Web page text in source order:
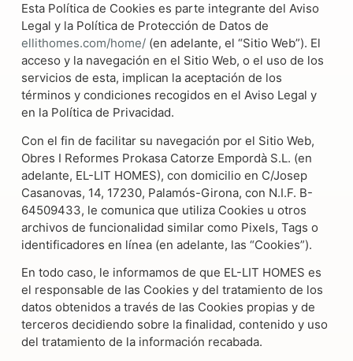
Esta Política de Cookies es parte integrante del Aviso
Legal y la Política de Protección de Datos de
ellithomes.com/home/(en adelante, el “Sitio Web”). El
acceso y la navegación en el Sitio Web, o el uso de los
servicios de esta, implican la aceptación de los
términos y condiciones recogidos en el Aviso Legal y
en la Política de Privacidad.
Con el fin de facilitar su navegación por el Sitio Web,
Obres I Reformes Prokasa Catorze Empordà S.L. (en
adelante, EL-LIT HOMES), con domicilio en C/Josep
Casanovas, 14, 17230, Palamós-Girona, con N.I.F. B-
64509433, le comunica que utiliza Cookies u otros
archivos de funcionalidad similar como Pixels, Tags o
identificadores en línea (en adelante, las “Cookies”).
En todo caso, le informamos de que EL-LIT HOMES es
el responsable de las Cookies y del tratamiento de los
datos obtenidos a través de las Cookies propias y de
terceros decidiendo sobre la finalidad, contenido y uso
del tratamiento de la información recabada.